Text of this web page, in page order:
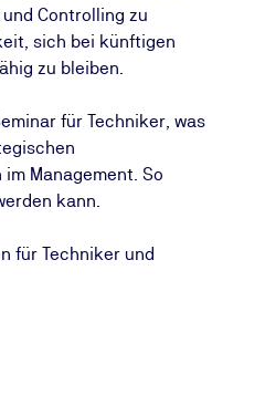
Controlling zu
sich bei künftigen
zu bleiben.
für Techniker, was
Management. So
kann.
für Techniker und